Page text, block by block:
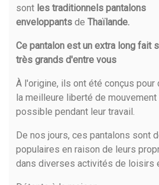
sont les traditionnels pantalons
enveloppants de Thaïlande.
Ce pantalon est un extra long fait
très grands d'entre vous
À l'origine, ils ont été conçus pour
la meilleure liberté de
possible pendant leur travail.
De nos jours, ces pantalons sont
populaires en raison de leurs
dans diverses activités de loisirs